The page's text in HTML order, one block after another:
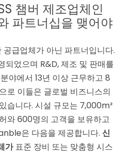
챔버 제조업체인
파트너십을 맺어야
급업체가 아닌 파트너입니다.
되었으며 R&D, 제조 및 판매를
야에서 13년 이상 근무하고 8
로 이들은 글로벌 비즈니스의
습니다. 시설 규모는 7,000m²
와 600명의 고객을 보유하고
은 다음을 제공합니다. 신
가표준 장비 또는 맞춤형 시스